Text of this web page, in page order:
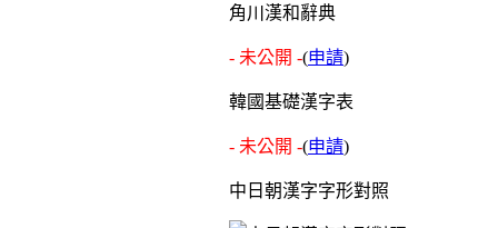
角川漢和辭典
- 未公開 -(申請)
韓國基礎漢字表
- 未公開 -(申請)
中日朝漢字字形對照